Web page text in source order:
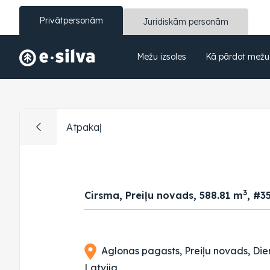
Privātpersonām Juridiskām personām
Mežu izsoles Kā pārdot mežu
Atpakaļ
Cirsma, Preiļu novads, 588.81 m3,
Aglonas pagasts, Preiļu novads,
Latvija